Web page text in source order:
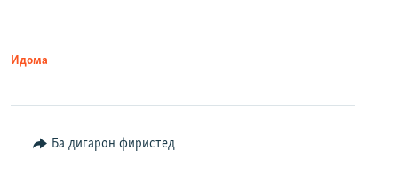
Идома
Ба дигарон фиристед